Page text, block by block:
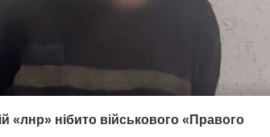
«лнр» нібито військового «Правого